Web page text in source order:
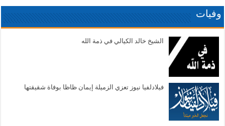
وفيات
الشيخ خالد الكيالي في ذمة الله
فيلادلفيا نيوز تعزي الزميلة إيمان ظاظا بوفاة شقيقتها